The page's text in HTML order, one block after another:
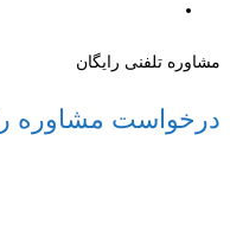
مشاوره تلفنی رایگان
درخواست مشاوره